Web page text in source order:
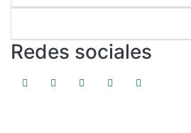
Redes sociales